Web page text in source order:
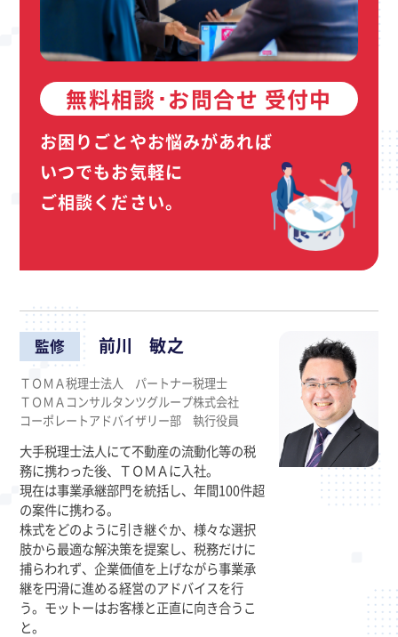
無料相談･お問合せ 受付中
お困りごとやお悩みがあれば
いつでもお気軽に
ご相談ください。
監修 前川 敏之
ＴＯＭＡ税理士法人 パートナー税理士
ＴＯＭＡコンサルタンツグループ株式会社
コーポレートアドバイザリー部 執行役員
大手税理士法人にて不動産の流動化等の税
務に携わった後、ＴＯＭＡに入社。
現在は事業承継部門を統括し、年間100件超
の案件に携わる。
株式をどのように引き継ぐか、様々な選択
肢から最適な解決策を提案し、税務だけに
捕らわれず、企業価値を上げながら事業承
継を円滑に進める経営のアドバイスを行
う。モットーはお客様と正直に向き合うこ
と。